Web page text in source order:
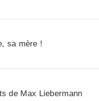
sa mère !
de Max Liebermann